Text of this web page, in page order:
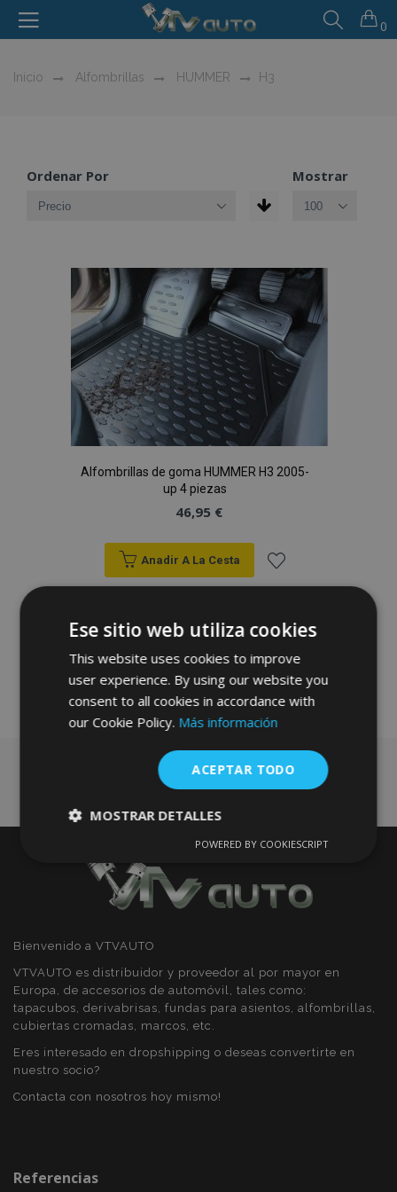
0
Inicio Alfombrillas HUMMER H3
Ordenar Por Mostrar
Alfombrillas de goma HUMMER H3 2005-
up 4 piezas
46,95 €
Anadir A La Cesta
Añadir
a la
Lista
de
Deseos
Bienvenido a VTVAUTO
VTVAUTO es distribuidor y proveedor al por mayor en
Europa, de accesorios de automóvil, tales como:
tapacubos, derivabrisas, fundas para asientos, alfombrillas,
cubiertas cromadas, marcos, etc.
Eres interesado en dropshipping o deseas convertirte en
nuestro socio?
Contacta con nosotros hoy mismo!
Referencias
Ese sitio web utiliza cookies
This website uses cookies to improve
user experience. By using our website you
consent to all cookies in accordance with
our Cookie Policy. Más información
ACEPTAR TODO
MOSTRAR DETALLES
estrictamente
necesarias
Cookies de
Cookies de
preferencias
funcionalidad
POWERED BY COOKIESCRIPT